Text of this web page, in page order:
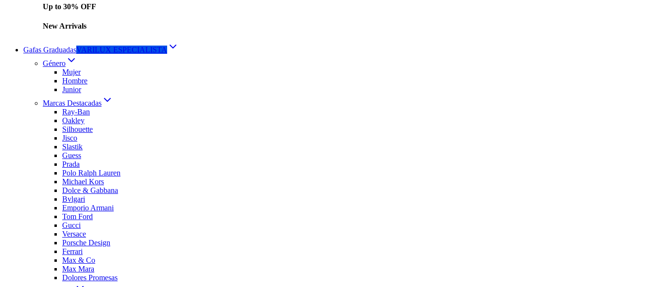
Up to 30% OFF
New Arrivals
Gafas GraduadasVARILUX ESPECIALISTA
Género
Mujer
Hombre
Junior
Marcas Destacadas
Ray-Ban
Oakley
Silhouette
Jisco
Slastik
Guess
Prada
Polo Ralph Lauren
Michael Kors
Dolce & Gabbana
Bvlgari
Emporio Armani
Tom Ford
Gucci
Versace
Porsche Design
Ferrari
Max & Co
Max Mara
Dolores Promesas